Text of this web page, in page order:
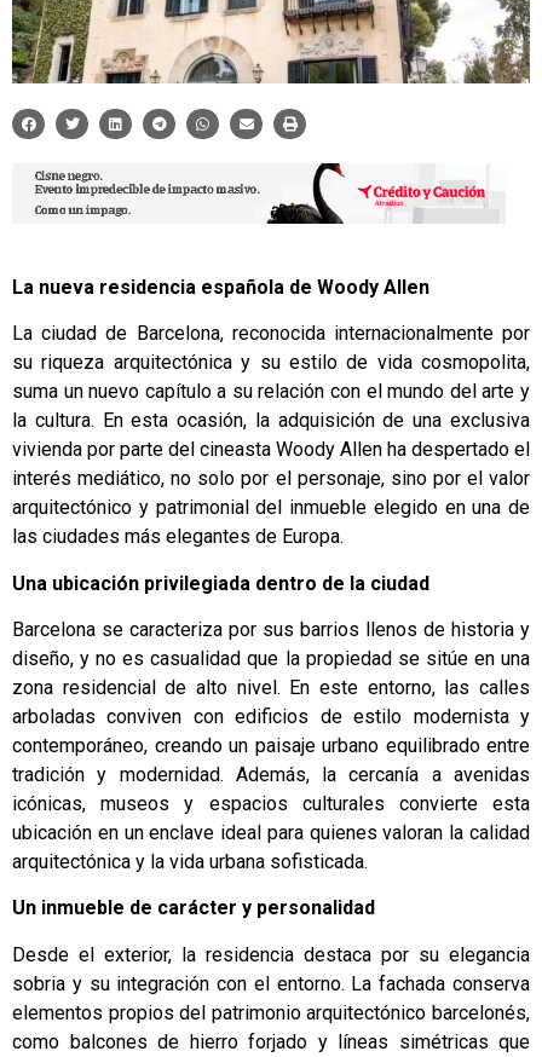
La nueva residencia española de Woody Allen
La ciudad de Barcelona, reconocida internacionalmente por
su riqueza arquitectónica y su estilo de vida cosmopolita,
suma un nuevo capítulo a su relación con el mundo del arte y
la cultura. En esta ocasión, la adquisición de una exclusiva
vivienda por parte del cineasta Woody Allen ha despertado el
interés mediático, no solo por el personaje, sino por el valor
arquitectónico y patrimonial del inmueble elegido en una de
las ciudades más elegantes de Europa.
Una ubicación privilegiada dentro de la ciudad
Barcelona se caracteriza por sus barrios llenos de historia y
diseño, y no es casualidad que la propiedad se sitúe en una
zona residencial de alto nivel. En este entorno, las calles
arboladas conviven con edificios de estilo modernista y
contemporáneo, creando un paisaje urbano equilibrado entre
tradición y modernidad. Además, la cercanía a avenidas
icónicas, museos y espacios culturales convierte esta
ubicación en un enclave ideal para quienes valoran la calidad
arquitectónica y la vida urbana sofisticada.
Un inmueble de carácter y personalidad
Desde el exterior, la residencia destaca por su elegancia
sobria y su integración con el entorno. La fachada conserva
elementos propios del patrimonio arquitectónico barcelonés,
como balcones de hierro forjado y líneas simétricas que